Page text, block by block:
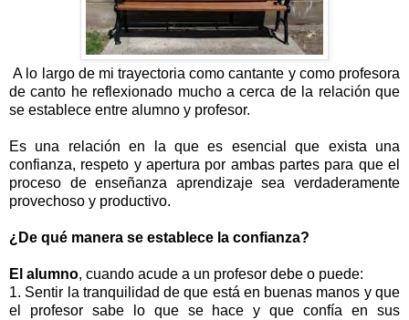
A lo largo de mi trayectoria como cantante y como profesora
de canto he reflexionado mucho a cerca de la relación que
se establece entre alumno y profesor.
Es una relación en la que es esencial que exista una
confianza, respeto y apertura por ambas partes para que el
proceso de enseñanza aprendizaje sea verdaderamente
provechoso y productivo.
¿De qué manera se establece la confianza?
El alumno, cuando acude a un profesor debe o puede:
1. Sentir la tranquilidad de que está en buenas manos y que
el profesor sabe lo que se hace y que confía en sus